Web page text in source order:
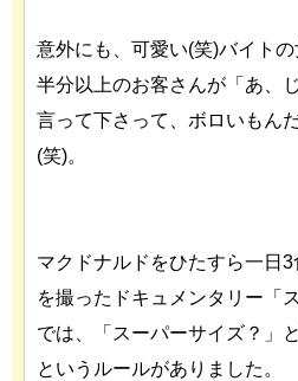
意外にも、可愛い(笑)バイトの
半分以上のお客さんが「あ、
言って下さって、ボロいもん
(笑)。
マクドナルドをひたすら一日
を撮ったドキュメンタリー「
では、「スーパーサイズ？」
というルールがありました。